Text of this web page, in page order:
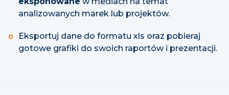
analizowanych marek lub projektów.
Eksportuj dane do formatu xls oraz pobieraj
gotowe grafiki do swoich raportów i prezentacji.